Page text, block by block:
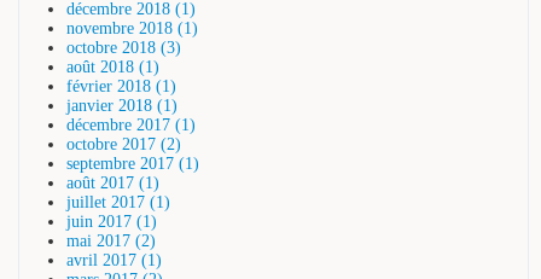
décembre 2018 (1)
novembre 2018 (1)
octobre 2018 (3)
août 2018 (1)
février 2018 (1)
janvier 2018 (1)
décembre 2017 (1)
octobre 2017 (2)
septembre 2017 (1)
août 2017 (1)
juillet 2017 (1)
juin 2017 (1)
mai 2017 (2)
avril 2017 (1)